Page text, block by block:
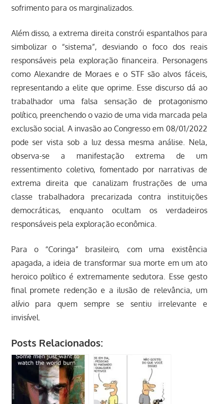
sofrimento para os marginalizados.
Além disso, a extrema direita constrói espantalhos para
simbolizar o “sistema”, desviando o foco dos reais
responsáveis pela exploração financeira. Personagens
como Alexandre de Moraes e o STF são alvos fáceis,
representando a elite que oprime. Esse discurso dá ao
trabalhador uma falsa sensação de protagonismo
político, preenchendo o vazio de uma vida marcada pela
exclusão social. A invasão ao Congresso em 08/01/2022
pode ser vista sob a luz dessa mesma análise. Nela,
observa-se a manifestação extrema de um
ressentimento coletivo, fomentado por narrativas de
extrema direita que canalizam frustrações de uma
classe trabalhadora precarizada contra instituições
democráticas, enquanto ocultam os verdadeiros
responsáveis pela exploração econômica.
Para o “Coringa” brasileiro, com uma existência
apagada, a ideia de transformar sua morte em um ato
heroico político é extremamente sedutora. Esse gesto
final promete redenção e a ilusão de relevância, um
alívio para quem sempre se sentiu irrelevante e
invisível.
Posts Relacionados: